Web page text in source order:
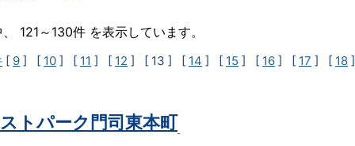
121～130件 を表示しています。
[ 9 ] [ 10 ] [ 11 ] [ 12 ] [ 13 ] [ 14 ] [ 15 ] [ 16 ] [ 17 ] [ 18
ストパーク門司東本町